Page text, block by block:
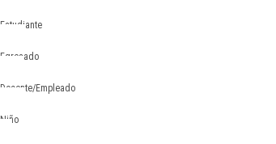
Estudiante
Egresado
Docente/Empleado
Niño